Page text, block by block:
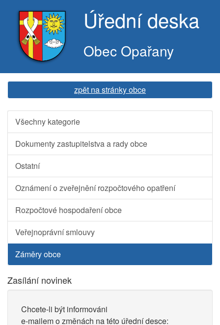
Úřední deska
Obec Opařany
zpět na stránky obce
Všechny kategorie
Dokumenty zastupitelstva a rady obce
Ostatní
Oznámení o zveřejnění rozpočtového opatření
Rozpočtové hospodaření obce
Veřejnoprávní smlouvy
Záměry obce
Zasílání novinek
Chcete-li být informováni
e-mailem o změnách na této úřední desce: